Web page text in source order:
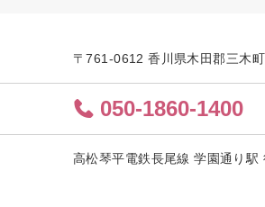
〒761-0612 香川県木田郡三木
050-1860-1400
高松琴平電鉄長尾線 学園通り駅